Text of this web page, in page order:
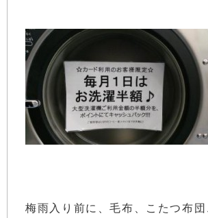
梅雨入り前に、毛布、こたつ布団